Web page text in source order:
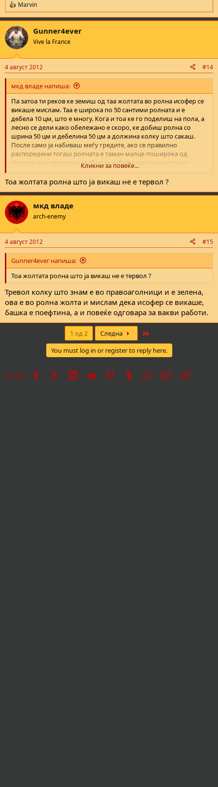
R
e
a
c
t
i
s
:
Marvin
Gunner4ever
Vive la France
4 август 2012 #14
мкд владе напиша:
Па затоа ти реков ке земиш од таа жолтата во ролна исофер се
викаше мислам. Таа е широка по 50 сантими ролната и е
дебела 10 цм, што е многу. Кога и тоа ке го поделиш на пола, а
лесно се дели како обележано е скоро, ке добиш ролна со
шрина 50 цм и дебелина 50 цм а должина колку што сакаш.
После само ја набиваш меѓу гредите, ако се правилно
распоредени тогаш ролната е таман малце поширока од
гредите и со притисок слаб ке ја набиеш меѓу нив и толку.
Ништо друго не мора да правиш нити да ја покриваш нити од
глувци и други штеточини. Ако ја покриеш со нешто ти кажав
дека ке ти кондензира и ке ти прокапи на таванот. Твое е само
да си провериш да не ти течи од некаде кога ке врни тоест да
си ги провериш ќерамидите. Ептен брзо и лесно оди а
разликата ке ја видиш набрзо кога ке залади, а богами и сега
кога е пекол жешко.
Кликни за повеќе...
Toa жолтата ролна што ја викаш не е тервол ?
мкд владе
arch-enemy
4 август 2012 #15
Gunner4ever напиша:
Toa жолтата ролна што ја викаш не е тервол ?
Тревол колку што знам е во правоаголници и е зелена,
ова е во ролна жолта и мислам дека исофер се викаше,
башка е поефтина, а и повеќе одговара за вакви работи.
1 од 2 Следна
You must log in or register to reply here.
Share: Facebook LinkedInReddit PinterestTumblrWhatsApp
Е-поштаВрска